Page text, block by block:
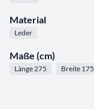
Material
Leder
Maße (cm)
Länge 275 Breite 175